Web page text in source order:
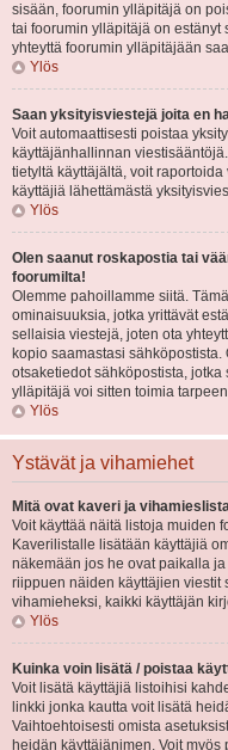
sisään, foorumin ylläpitäjä on
tai foorumin ylläpitäjä on estänyt
yhteyttä foorumin ylläpitäjään
Ylös
Saan yksityisviestejä joita en
Voit automaattisesti poistaa
käyttäjänhallinnan
tietyltä käyttäjältä, voit
käyttäjiä lähettämästä
Ylös
Olen saanut roskapostia tai
foorumilta!
Olemme pahoillamme siitä.
ominaisuuksia, jotka yrittävät
sellaisia viestejä, joten ota
kopio saamastasi
otsaketiedot sähköpostista,
ylläpitäjä voi sitten toimia
Ylös
Ystävät ja vihamiehet
Mitä ovat kaveri ja
Voit käyttää näitä listoja muiden
Kaverilistalle lisätään käyttäjiä
näkemään jos he ovat paikalla
riippuen näiden käyttäjien viestit
vihamieheksi, kaikki käyttäjän
Ylös
Kuinka voin lisätä / poistaa
Voit lisätä käyttäjiä listoihisi
linkki jonka kautta voit lisätä
Vaihtoehtoisesti omista
heidän käyttäjänimen. Voit